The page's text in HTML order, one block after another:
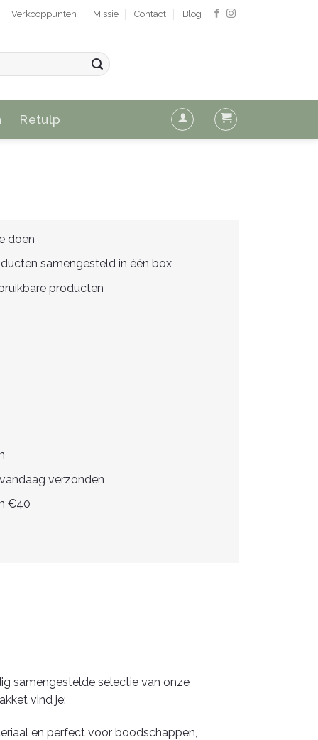
Verkooppunten Missie Contact Blog
Retulp
doen
samengesteld in één box
producten
verzonden
€40
samengestelde selectie van onze
vind je:
en perfect voor boodschappen,